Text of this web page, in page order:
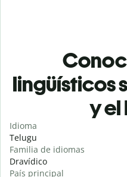
lingüísticos
y el
Idioma
Telugu
Familia de idiomas
Dravídico
País principal